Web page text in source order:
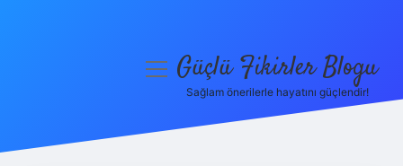
menüyüGüçlü Fikirler Blogu
Sağlam önerilerle hayatını güçlendir!